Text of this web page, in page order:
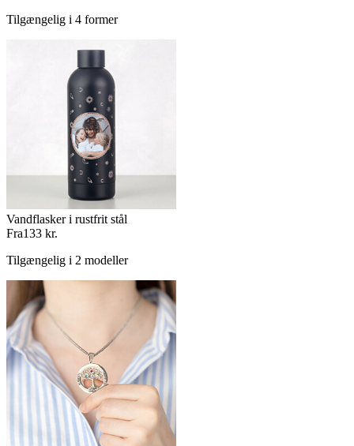
Tilgængelig i 4 former
Vandflasker i rustfrit stål
Fra133 kr.
Tilgængelig i 2 modeller